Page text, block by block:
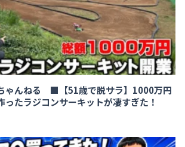
ゃんねる ■【51歳で脱サラ】1000万円
ったラジコンサーキットが凄すぎた！